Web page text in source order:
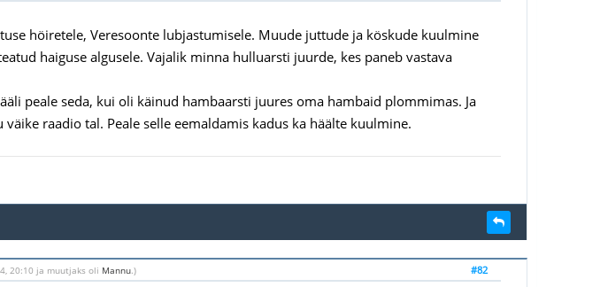
höiretele, Veresoonte lubjastumisele. Muude juttude ja köskude kuulmine
haiguse algusele. Vajalik minna hulluarsti juurde, kes paneb vastava
peale seda, kui oli käinud hambaarsti juures oma hambaid plommimas. Ja
raadio tal. Peale selle eemaldamis kadus ka häälte kuulmine.
#82
20:10 ja muutjaks oli Mannu.)